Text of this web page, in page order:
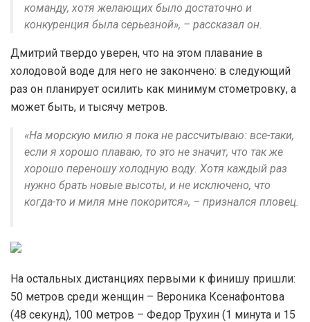
команду, хотя желающих было достаточно и
конкуренция была серьезной», – рассказал он.
Дмитрий твердо уверен, что на этом плавание в
холодовой воде для него не закончено: в следующий
раз он планирует осилить как минимум стометровку, а
может быть, и тысячу метров.
«На морскую милю я пока не рассчитываю: все-таки,
если я хорошо плаваю, то это не значит, что так же
хорошо переношу холодную воду. Хотя каждый раз
нужно брать новые высоты, и не исключено, что
когда-то и миля мне покорится», – признался пловец.
На остальных дистанциях первыми к финишу пришли:
50 метров среди женщин – Вероника Ксенафонтова
(48 секунд), 100 метров – Федор Трухин (1 минута и 15